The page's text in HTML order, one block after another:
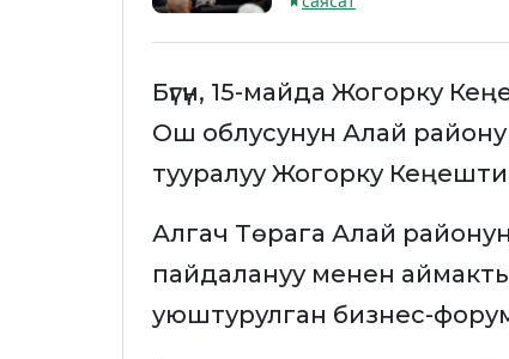
Бүгүн, 15-майда Жогорку
Ош облусунун Алай
тууралуу Жогорку
Алгач Төрага Алай
пайдалануу менен аймакты
уюштурулган бизнес-